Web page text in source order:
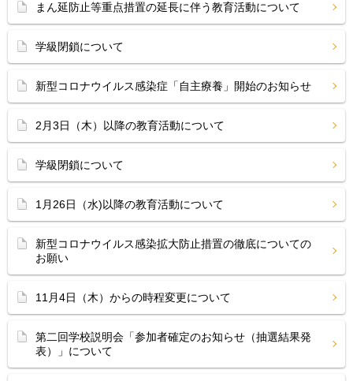
まん延防止等重点措置の延長に伴う教育活動について
学級閉鎖について
新型コロナウイルス感染症「自主療養」開始のお知らせ
2月3日（木）以降の教育活動について
学級閉鎖について
1月26日（水)以降の教育活動について
新型コロナウイルス感染拡大防止措置の徹底についての
お願い
11月4日（木）からの時程変更について
第二回学校説明会「参加者確定のお知らせ（抽選結果発
表）」について